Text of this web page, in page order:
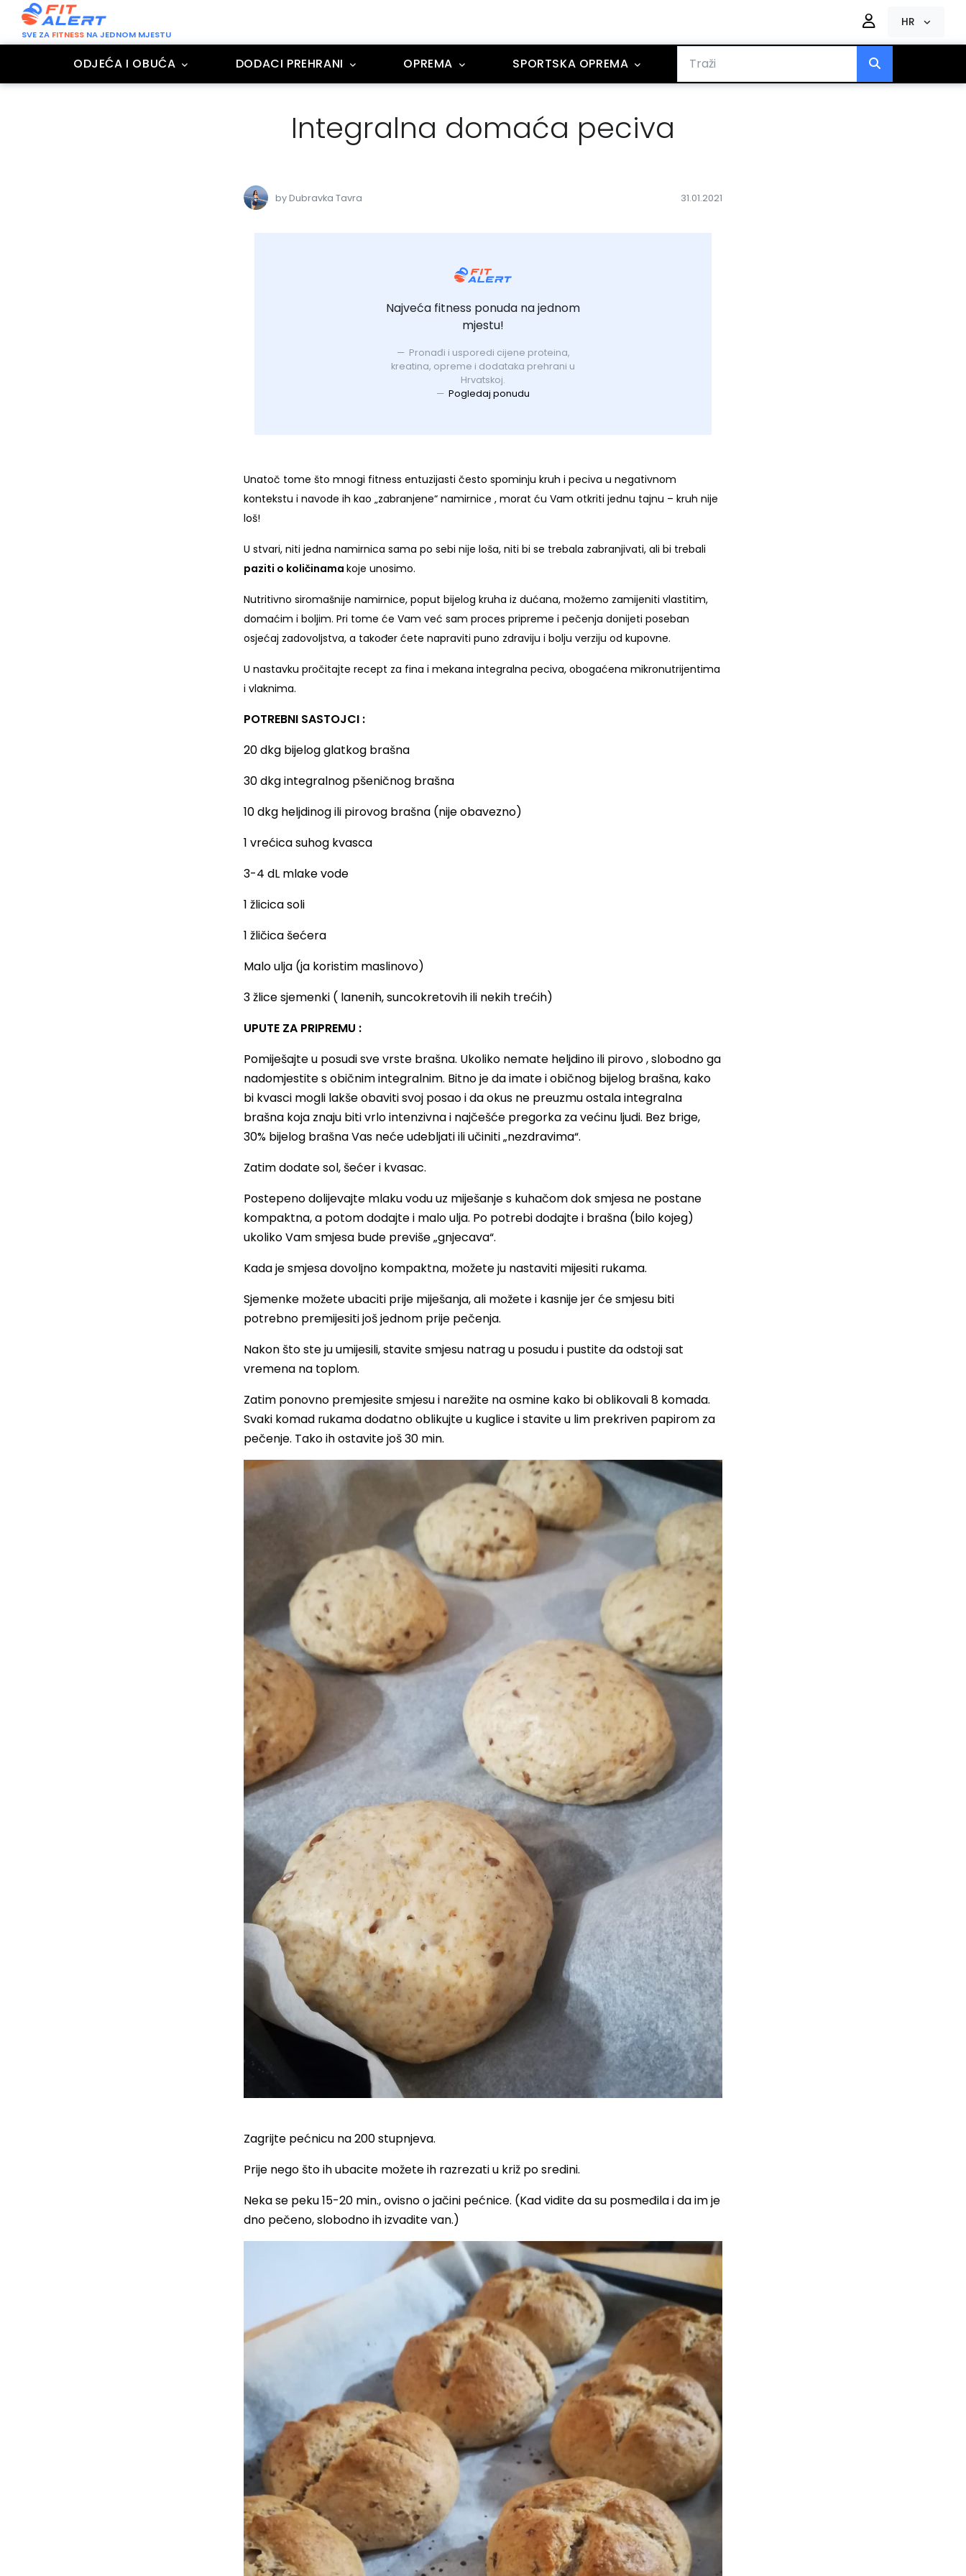
SVE ZA FITNESS NA JEDNOM MJESTU
HR
ODJEĆA I OBUĆA DODACI PREHRANI OPREMA SPORTSKA OPREMA
Integralna domaća peciva
by Dubravka Tavra 31.01.2021
Najveća fitness ponuda na jednom
mjestu!
Pronađi i usporedi cijene proteina,
kreatina, opreme i dodataka prehrani u
Hrvatskoj.
Pogledaj ponudu
Unatoč tome što mnogi fitness entuzijasti često spominju kruh i peciva u negativnom
kontekstu i navode ih kao „zabranjene“ namirnice , morat ću Vam otkriti jednu tajnu – kruh nije
loš!
U stvari, niti jedna namirnica sama po sebi nije loša, niti bi se trebala zabranjivati, ali bi trebali
paziti o količinama koje unosimo.
Nutritivno siromašnije namirnice, poput bijelog kruha iz dućana, možemo zamijeniti vlastitim,
domaćim i boljim. Pri tome će Vam već sam proces pripreme i pečenja donijeti poseban
osjećaj zadovoljstva, a također ćete napraviti puno zdraviju i bolju verziju od kupovne.
U nastavku pročitajte recept za fina i mekana integralna peciva, obogaćena mikronutrijentima
i vlaknima.
POTREBNI SASTOJCI :
20 dkg bijelog glatkog brašna
30 dkg integralnog pšeničnog brašna
10 dkg heljdinog ili pirovog brašna (nije obavezno)
1 vrećica suhog kvasca
3-4 dL mlake vode
1 žlicica soli
1 žličica šećera
Malo ulja (ja koristim maslinovo)
3 žlice sjemenki ( lanenih, suncokretovih ili nekih trećih)
UPUTE ZA PRIPREMU :
Pomiješajte u posudi sve vrste brašna. Ukoliko nemate heljdino ili pirovo , slobodno ga
nadomjestite s običnim integralnim. Bitno je da imate i običnog bijelog brašna, kako
bi kvasci mogli lakše obaviti svoj posao i da okus ne preuzmu ostala integralna
brašna koja znaju biti vrlo intenzivna i najčešće pregorka za većinu ljudi. Bez brige,
30% bijelog brašna Vas neće udebljati ili učiniti „nezdravima“.
Zatim dodate sol, šećer i kvasac.
Postepeno dolijevajte mlaku vodu uz miješanje s kuhačom dok smjesa ne postane
kompaktna, a potom dodajte i malo ulja. Po potrebi dodajte i brašna (bilo kojeg)
ukoliko Vam smjesa bude previše „gnjecava“.
Kada je smjesa dovoljno kompaktna, možete ju nastaviti mijesiti rukama.
Sjemenke možete ubaciti prije miješanja, ali možete i kasnije jer će smjesu biti
potrebno premijesiti još jednom prije pečenja.
Nakon što ste ju umijesili, stavite smjesu natrag u posudu i pustite da odstoji sat
vremena na toplom.
Zatim ponovno premjesite smjesu i narežite na osmine kako bi oblikovali 8 komada.
Svaki komad rukama dodatno oblikujte u kuglice i stavite u lim prekriven papirom za
pečenje. Tako ih ostavite još 30 min.
Zagrijte pećnicu na 200 stupnjeva.
Prije nego što ih ubacite možete ih razrezati u križ po sredini.
Neka se peku 15-20 min., ovisno o jačini pećnice. (Kad vidite da su posmeđila i da im je
dno pečeno, slobodno ih izvadite van.)